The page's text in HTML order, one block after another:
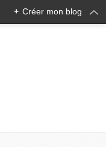
+ Créer mon blog